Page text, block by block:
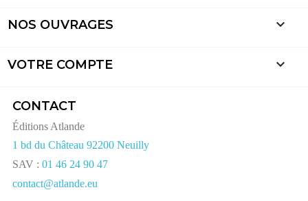
NOS OUVRAGES 
VOTRE COMPTE 
CONTACT
Éditions Atlande
1 bd du Château 92200 Neuilly
SAV : 01 46 24 90 47
contact@atlande.eu